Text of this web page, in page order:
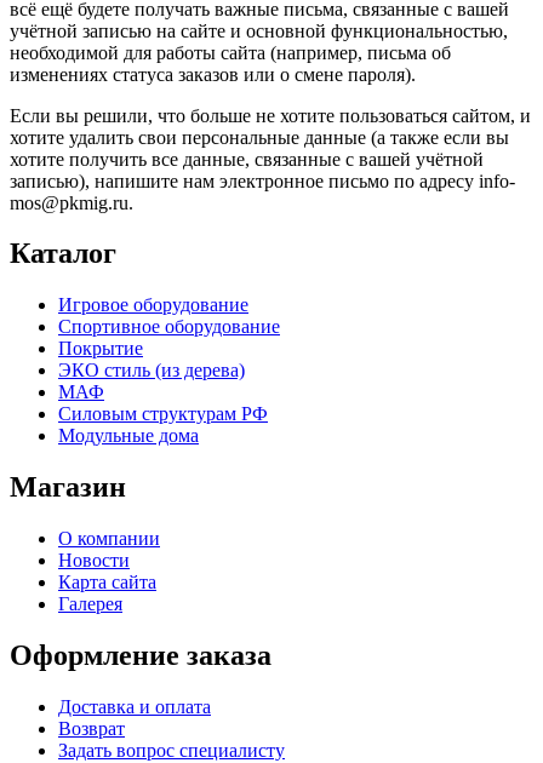
всё ещё будете получать важные письма, связанные с вашей
учётной записью на сайте и основной функциональностью,
необходимой для работы сайта (например, письма об
изменениях статуса заказов или о смене пароля).
Если вы решили, что больше не хотите пользоваться сайтом, и
хотите удалить свои персональные данные (а также если вы
хотите получить все данные, связанные с вашей учётной
записью), напишите нам электронное письмо по адресу info-
mos@pkmig.ru.
Каталог
Игровое оборудование
Спортивное оборудование
Покрытие
ЭКО стиль (из дерева)
МАФ
Силовым структурам РФ
Модульные дома
Магазин
О компании
Новости
Карта сайта
Галерея
Оформление заказа
Доставка и оплата
Возврат
Задать вопрос специалисту